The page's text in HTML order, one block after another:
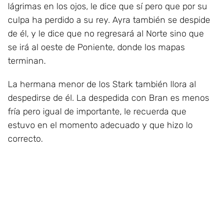
lágrimas en los ojos, le dice que sí pero que por su
culpa ha perdido a su rey. Ayra también se despide
de él, y le dice que no regresará al Norte sino que
se irá al oeste de Poniente, donde los mapas
terminan.
La hermana menor de los Stark también llora al
despedirse de él. La despedida con Bran es menos
fría pero igual de importante, le recuerda que
estuvo en el momento adecuado y que hizo lo
correcto.